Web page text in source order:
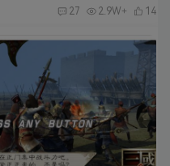
27 2.9W+ 14